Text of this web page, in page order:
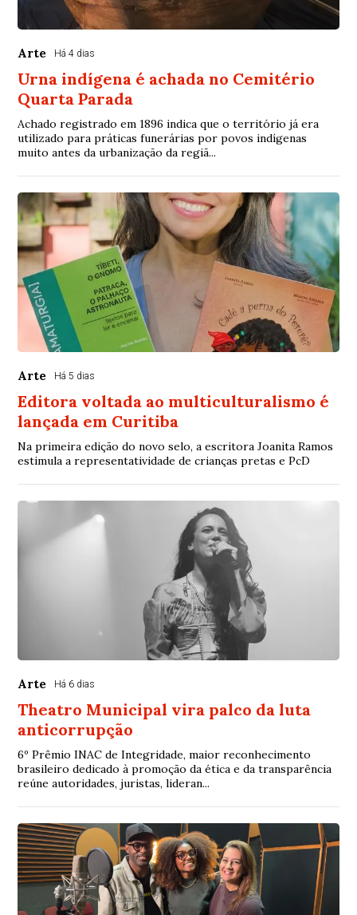
Arte Há 4 dias
Urna indígena é achada no Cemitério
Quarta Parada
Achado registrado em 1896 indica que o território já era
utilizado para práticas funerárias por povos indígenas
muito antes da urbanização da regiã...
Arte Há 5 dias
Editora voltada ao multiculturalismo é
lançada em Curitiba
Na primeira edição do novo selo, a escritora Joanita Ramos
estimula a representatividade de crianças pretas e PcD
Arte Há 6 dias
Theatro Municipal vira palco da luta
anticorrupção
6º Prêmio INAC de Integridade, maior reconhecimento
brasileiro dedicado à promoção da ética e da transparência
reúne autoridades, juristas, lideran...